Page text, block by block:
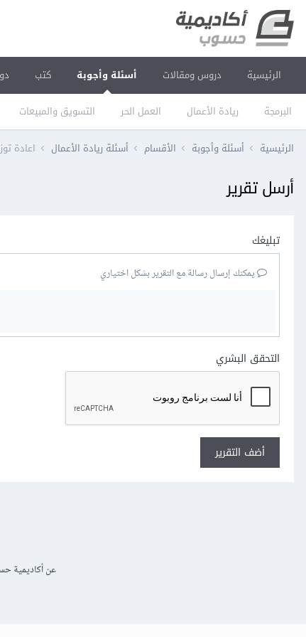
الرئيسية دروس ومقالات أسئلة وأجوبة
البرمجة ريادة الأعمال العمل الحر التسويق والمبيعات
كتب
الرئيسية أسئلة وأجوبة الأقسام أسئلة ريادة الأعمال اعادة
أرسل تقرير
تبليغك
يمكنك إرسال رسالة مع التقرير بشكل اختياري
التحقق البشري
أضف التقرير
عن أكاديمية